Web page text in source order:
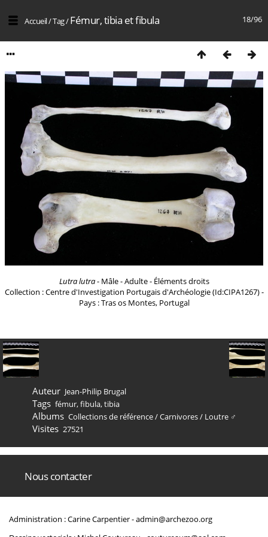
18/96
Accueil/Tag/Fémur, tibia et fibula
Lutra lutra- Mâle - Adulte - Éléments droits
Collection : Centre d'Investigation Portugais d'Archéologie (Id:CIPA1267) -
Pays : Tras os Montes, Portugal
Auteur Jean-Philip Brugal
Tags fémur,fibula,tibia
Albums Collections de référence/Carnivores/ Loutre ♂
Visites 27521
Nous contacter
Administration : Carine Carpentier -admin@archezoo.org